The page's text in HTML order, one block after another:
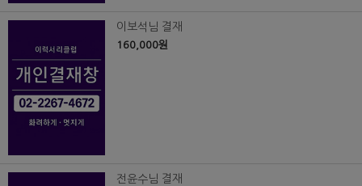
이보석님 결재
160,000원
전윤수님 결재